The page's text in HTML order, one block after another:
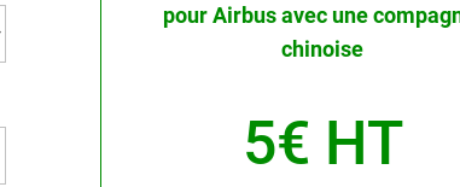
pour Airbus avec une
chinoise
5€ HT